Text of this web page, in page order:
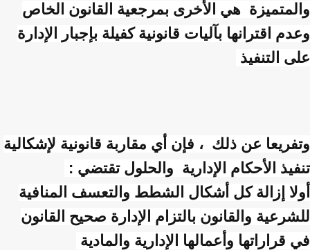
والمتميزة هي الأخرى بمرجعية القانون الخاص
وعدم اقترانها بآليات قانونية كفيلة بإجبار الإدارة
على التنفيذ
وتفريعا عن ذلك ، فإن أي مقاربة قانونية لإشكالية
تنفيذ الأحكام الإدارية والحلول تقتضي :
أولا إزالة كل أشكال الشطط والتعسف المنافية
للشرعية والقانون بالتزام الإدارة صحيح القانون
في قراراتها وأعمالها الإدارية والمادية